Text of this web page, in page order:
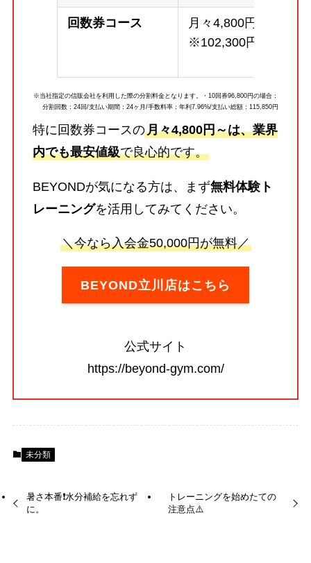
回数券コース
月々4,800円～
※102,300円
※当社指定の信販会社を利用した際の分割料金となります。・10回券96,800円の場合：
分割回数：24回/支払い期間：24ヶ月/手数料率：年利7.96%/支払い総額：115,850円
特に回数券コースの月々4,800円～は、業界
内でも最安値級で良心的です。
BEYONDが気になる方は、まず無料体験ト
レーニングを活用してみてください。
＼今なら入会金50,000円が無料／
BEYOND立川店はこちら
公式サイト
https://beyond-gym.com/
未分類
暑さ本番❗️水分補給を忘れず
に。
トレーニングを始めたての
注意点⚠️